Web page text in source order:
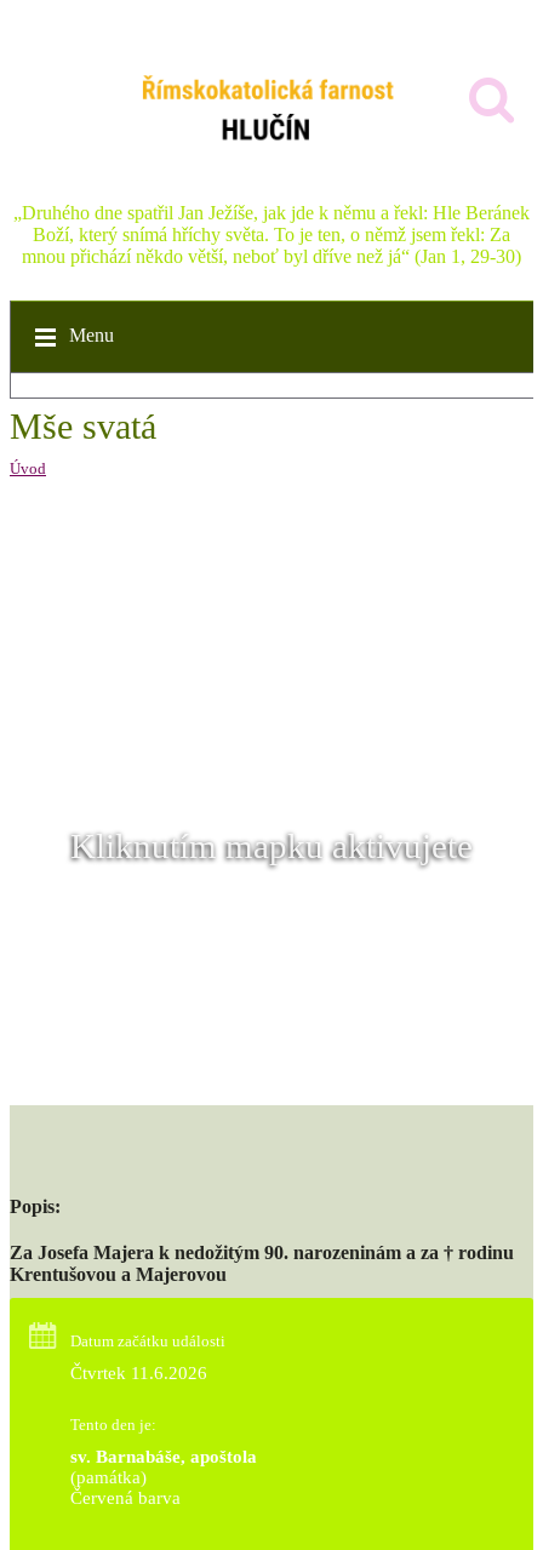
„Druhého dne spatřil Jan Ježíše, jak jde k němu a řekl: Hle Beránek
Boží, který snímá hříchy světa. To je ten, o němž jsem řekl: Za
mnou přichází někdo větší, neboť byl dříve než já“ (Jan 1, 29-30)
Menu
Mše svatá
Úvod
Kliknutím mapku aktivujete
Popis:
Za Josefa Majera k nedožitým 90. narozeninám a za † rodinu
Krentušovou a Majerovou
Datum začátku události
Čtvrtek 11.6.2026
Tento den je:
sv. Barnabáše, apoštola
(památka)
Červená barva